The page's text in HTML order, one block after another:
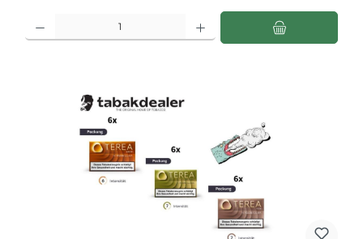
Produkt Anzahl: Gib den gewünschten Wert ein oder benutze die Schaltflächen